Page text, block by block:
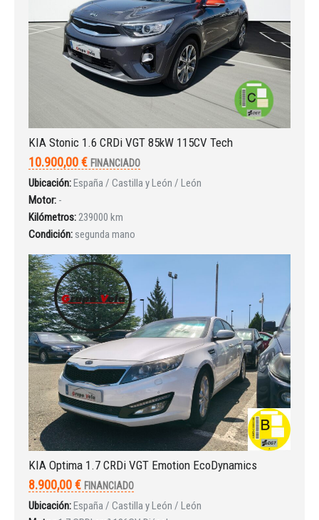
Iniciar sesión
INICIAR SESIÓN
¿Ha olvidado la contraseña?
KIA Stonic 1.6 CRDi VGT 85kW 115CV Tech
10.900,00 € FINANCIADO
Ubicación:España / Castilla y León / León
Motor: -
Kilómetros:239000 km
Condición: segunda mano
KIA Optima 1.7 CRDi VGT Emotion EcoDynamics
8.900,00 € FINANCIADO
Ubicación:España / Castilla y León / León